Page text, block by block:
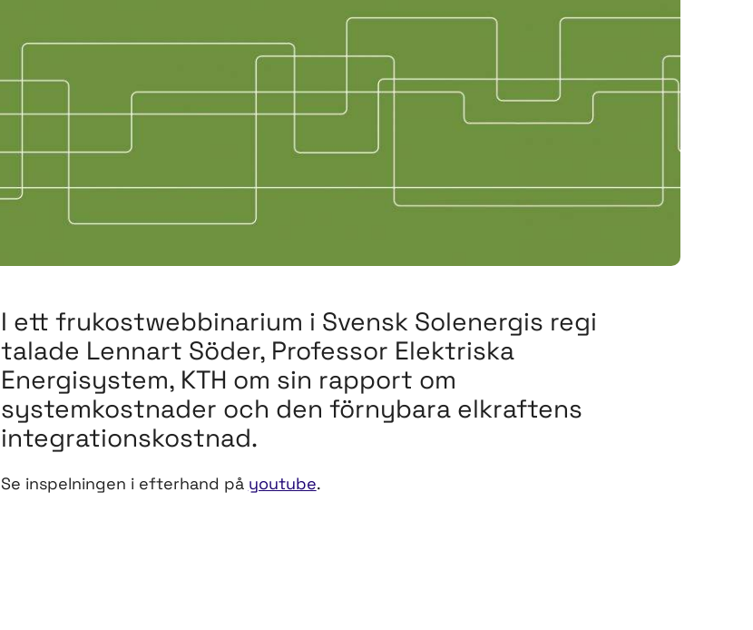
I ett frukostwebbinarium i Svensk Solenergis regi
talade Lennart Söder, Professor Elektriska
Energisystem, KTH om sin rapport om
systemkostnader och den förnybara elkraftens
integrationskostnad.
Se inspelningen i efterhand på youtube.